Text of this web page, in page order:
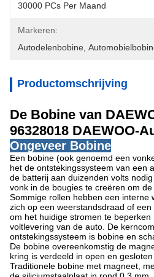
30000 PCs Per Maand
Markeren:
Autodelenbobine
Productomschrijving
De Bobine van
96328018 DAEWOO-
Ongeveer Bobine
Een bobine (ook genoemd een
het de ontstekingssysteem van een
de batterij aan duizenden volts
vonk in de bougies te creëren om
Sommige rollen hebben een interne
zich op een weerstandsdraad of
om het huidige stromen te beperken
voltlevering van de auto. De
ontstekingssysteem is bobine en
De bobine overeenkomstig de
kring is verdeeld in open en
Traditionele bobine met magneet,